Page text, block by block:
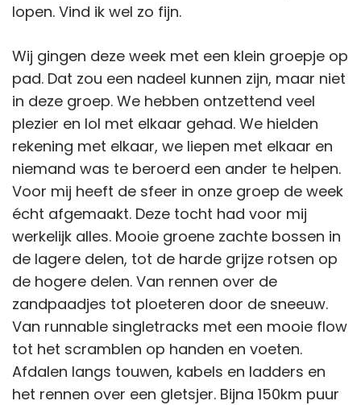
lopen. Vind ik wel zo fijn.
Wij gingen deze week met een klein groepje op
pad. Dat zou een nadeel kunnen zijn, maar niet
in deze groep. We hebben ontzettend veel
plezier en lol met elkaar gehad. We hielden
rekening met elkaar, we liepen met elkaar en
niemand was te beroerd een ander te helpen.
Voor mij heeft de sfeer in onze groep de week
écht afgemaakt. Deze tocht had voor mij
werkelijk alles. Mooie groene zachte bossen in
de lagere delen, tot de harde grijze rotsen op
de hogere delen. Van rennen over de
zandpaadjes tot ploeteren door de sneeuw.
Van runnable singletracks met een mooie flow
tot het scramblen op handen en voeten.
Afdalen langs touwen, kabels en ladders en
het rennen over een gletsjer. Bijna 150km puur